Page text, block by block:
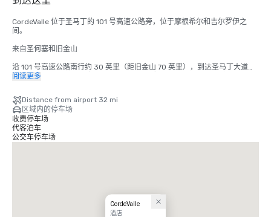
CordeValle 位于圣马丁的 101 号高速公路旁，位于摩根希尔和吉尔罗伊之
间。
来自圣何塞和旧金山
沿 101 号高速公路南行约 30 英里（距旧金山 70 英里），到达圣马丁大道出
口。从圣马丁大道出口驶出，向西（右）行驶至第一个停车灯（蒙特雷路）。
穿过圣特雷莎（停车标志）穿过我们的警卫门进入 CordeValle。
来自蒙特雷半岛
沿 101 号高速公路北段行驶大约 45 英里到达圣马丁大道出口。左转驶入圣马
丁大道（西），到达第一个停车灯（蒙特雷路）。在灯光处左转驶入蒙特利
阅读更多
Distance from airport 32 mi
区域内的停车场
收费停车场
代客泊车
公交车停车场
CordeValle
酒店